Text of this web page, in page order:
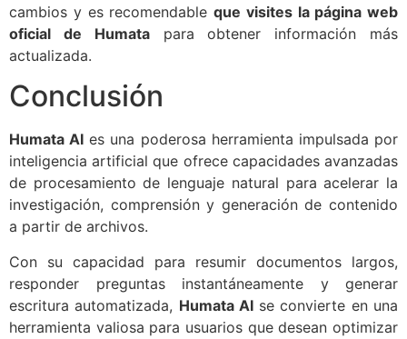
cambios y es recomendable que visites la página web
oficial de Humatapara obtener información más
actualizada.
Conclusión
Humata AI es una poderosa herramienta impulsada por
inteligencia artificial que ofrece capacidades avanzadas
de procesamiento de lenguaje natural para acelerar la
investigación, comprensión y generación de contenido
a partir de archivos.
Con su capacidad para resumir documentos largos,
responder preguntas instantáneamente y generar
escritura automatizada, Humata AIse convierte en una
herramienta valiosa para usuarios que desean optimizar